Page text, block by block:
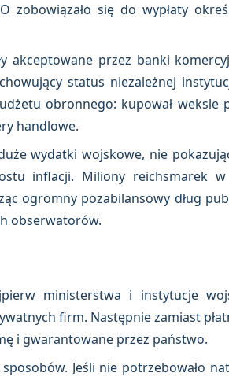
zobowiązało się do wypłaty
akceptowane przez banki
status niezależnej
obronnego: kupował weksle
handlowe.
wydatki wojskowe, nie
inflacji. Miliony reichsmarek
ogromny pozabilansowy dług
obserwatorów.
ministerstwa i instytucje
firm. Następnie zamiast
i gwarantowane przez państwo.
Jeśli nie potrzebowało